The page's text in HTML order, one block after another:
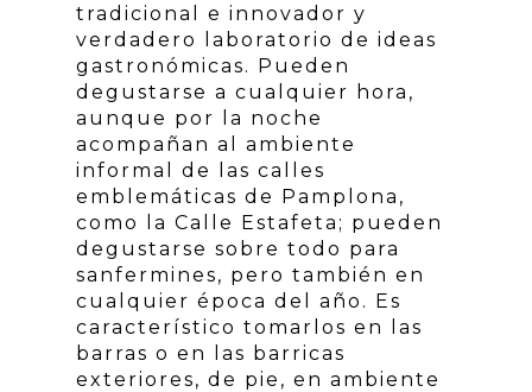
tradicional e innovador y
verdadero laboratorio de ideas
gastronómicas. Pueden
degustarse a cualquier hora,
aunque por la noche
acompañan al ambiente
informal de las calles
emblemáticas de Pamplona,
como la Calle Estafeta; pueden
degustarse sobre todo para
sanfermines, pero también en
cualquier época del año. Es
característico tomarlos en las
barras o en las barricas
exteriores, de pie, en ambiente